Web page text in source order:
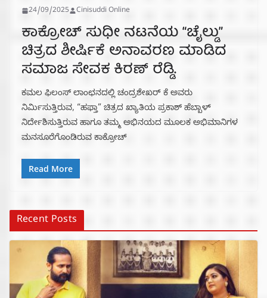
24/09/2025 Cinisuddi Online
ಕಾಕ್ರೋಚ್ ಸುಧೀ ನಟನೆಯ “ಚೈಲ್ಡು”
ಚಿತ್ರದ ಶೀರ್ಷಿಕೆ ಅನಾವರಣ ಮಾಡಿದ
ಸಮಾಜ ಸೇವಕ ಕಿರಣ್ ರೆಡ್ಡಿ.
ಕಮಲ ಫಿಲಂಸ್ ಲಾಂಛನದಲ್ಲಿ ಚಂದ್ರಶೇಖರ್ ಕೆ ಅವರು
ನಿರ್ಮಿಸುತ್ತಿರುವ, “ಹಫ್ತಾ” ಚಿತ್ರದ ಖ್ಯಾತಿಯ ಪ್ರಕಾಶ್ ಹೆಬ್ಬಾಳ್
ನಿರ್ದೇಶಿಸುತ್ತಿರುವ ಹಾಗೂ ತಮ್ಮ ಅಭಿನಯದ ಮೂಲಕ ಅಭಿಮಾನಿಗಳ
ಮನಸೂರೆಗೊಂಡಿರುವ ಕಾಕ್ರೋಚ್
Read More
Recent Posts